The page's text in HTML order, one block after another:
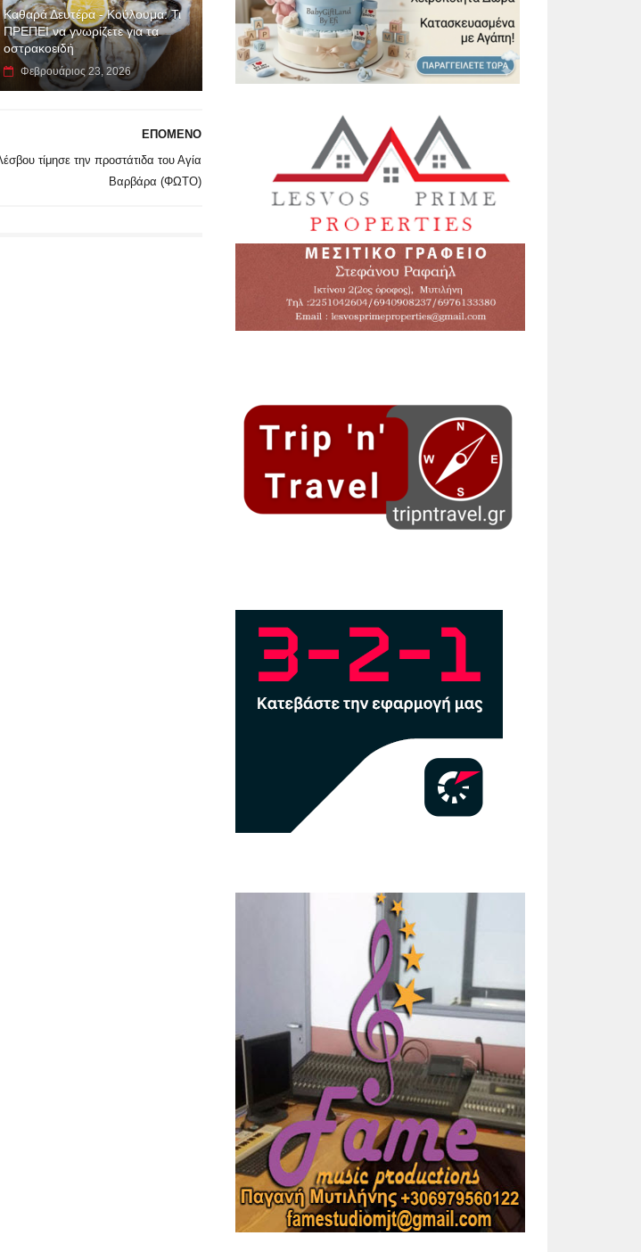
Καθαρά Δευτέρα - Κούλουμα: Τι
ΠΡΕΠΕΙ να γνωρίζετε για τα
οστρακοειδή
Φεβρουάριος 23, 2026
ΕΠΟΜΕΝΟ
τίμησε την προστάτιδα του Αγία
Βαρβάρα (ΦΩΤΟ)